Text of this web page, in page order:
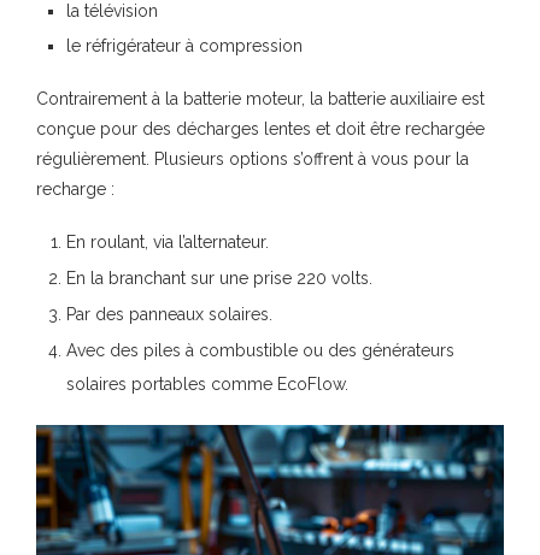
la télévision
le réfrigérateur à compression
Contrairement à la batterie moteur, la batterie auxiliaire est
conçue pour des décharges lentes et doit être rechargée
régulièrement. Plusieurs options s’offrent à vous pour la
recharge :
En roulant, via l’alternateur.
En la branchant sur une prise 220 volts.
Par des panneaux solaires.
Avec des piles à combustible ou des générateurs
solaires portables comme EcoFlow.